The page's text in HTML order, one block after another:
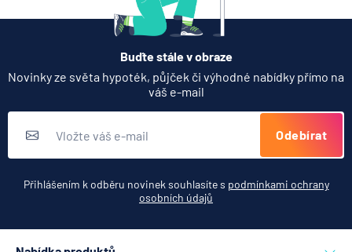
Buďte stále v obraze
Novinky ze světa hypoték, půjček či výhodné nabídky přímo na
váš e-mail
Odebírat
Přihlášením k odběru novinek souhlasíte s podmínkami ochrany
osobních údajů